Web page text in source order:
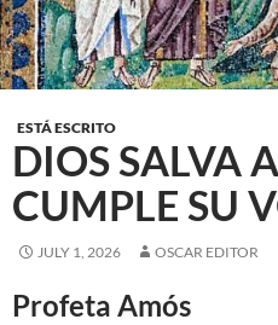
ESTÁ ESCRITO
DIOS SALVA
CUMPLE SU
JULY 1, 2026 OSCAR EDITOR
Profeta Amós